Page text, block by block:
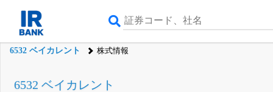
6532 ベイカレント 株式情報
6532 ベイカレント